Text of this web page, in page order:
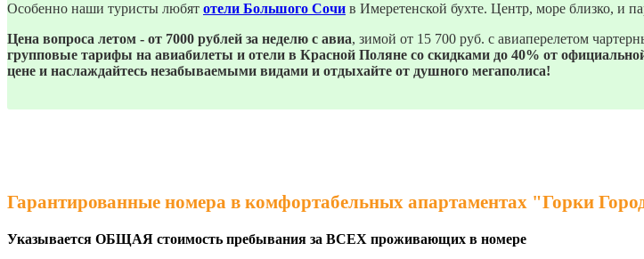
Особенно наши туристы любят отели Большого Сочи в Имеретенской бухте. Центр, море близко, и
Цена вопроса летом - от 7000 рублей за неделю с авиа, зимой от 15 700 руб. с авиаперелетом
групповые тарифы на авиабилеты и отели в Красной Поляне со скидками до 40% от
цене и наслаждайтесь незабываемыми видами и отдыхайте от душного мегаполиса!
Гарантированные номера в комфортабельных апартаментах "Горки
Указывается ОБЩАЯ стоимость пребывания за ВСЕХ проживающих в номере